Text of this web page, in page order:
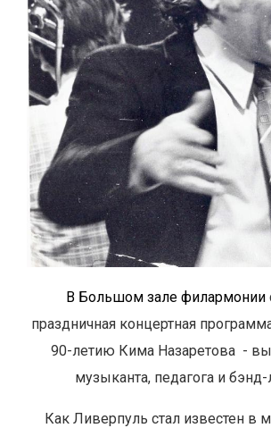
В Большом зале филармонии
праздничная концертная
90-летию Кима Назаретова -
музыканта, педагога и бэнд-
Как Ливерпуль стал известен в